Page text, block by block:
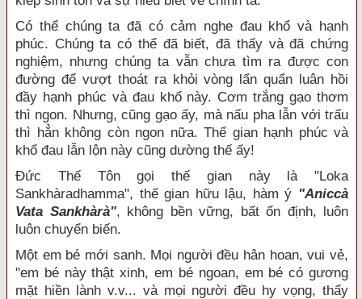
Có thể chúng ta đã có cảm nghe đau khổ và hạnh
phúc. Chúng ta có thể đã biết, đã thấy và đã chứng
nghiệm, nhưng chúng ta vẫn chưa tìm ra được con
đường để vượt thoát ra khỏi vòng lẩn quẩn luân hồi
đầy hạnh phúc và đau khổ này. Cơm trắng gạo thơm
thì ngon. Nhưng, cũng gạo ấy, mà nấu pha lẫn với trấu
thì hẳn không còn ngon nữa. Thế gian hạnh phúc và
khổ đau lẫn lộn này cũng dường thế ấy!
Ðức Thế Tôn gọi thế gian này là "Loka
Sankhàradhamma", thế gian hữu lậu, hàm ý "Aniccà
Vata Sankhàrà", không bền vững, bất ổn định, luôn
luôn chuyển biến.
Một em bé mới sanh. Mọi người đều hân hoan, vui vẻ,
"em bé này thật xinh, em bé ngoan, em bé có gương
mặt hiền lành v.v... và mọi người đều hy vọng, thấy